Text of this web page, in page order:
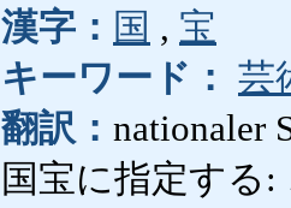
漢字： 国 , 宝
キーワード： 芸
翻訳： nationaler
国宝に指定する